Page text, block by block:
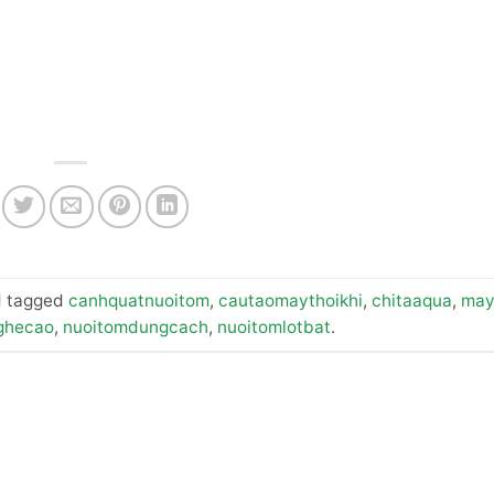
canhquatnuoitom, cautaomaythoikhi, chitaaqua,
, nuoitomdungcach, nuoitomlotbat.